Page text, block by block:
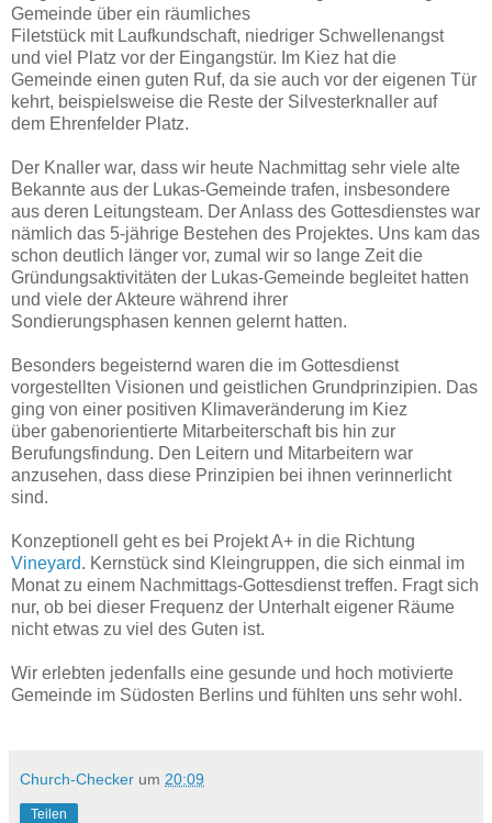
Gemeinde über ein räumliches
Filetstück mit Laufkundschaft, niedriger Schwellenangst
und viel Platz vor der Eingangstür. Im Kiez hat die
Gemeinde einen guten Ruf, da sie auch vor der eigenen Tür
kehrt, beispielsweise die Reste der Silvesterknaller auf
dem Ehrenfelder Platz.
Der Knaller war, dass wir heute Nachmittag sehr viele alte
Bekannte aus der Lukas-Gemeinde trafen, insbesondere
aus deren Leitungsteam. Der Anlass des Gottesdienstes war
nämlich das 5-jährige Bestehen des Projektes. Uns kam das
schon deutlich länger vor, zumal wir so lange Zeit die
Gründungsaktivitäten der Lukas-Gemeinde begleitet hatten
und viele der Akteure während ihrer
Sondierungsphasen kennen gelernt hatten.
Besonders begeisternd waren die im Gottesdienst
vorgestellten Visionen und geistlichen Grundprinzipien. Das
ging von einer positiven Klimaveränderung im Kiez
über gabenorientierte Mitarbeiterschaft bis hin zur
Berufungsfindung. Den Leitern und Mitarbeitern war
anzusehen, dass diese Prinzipien bei ihnen verinnerlicht
sind.
Konzeptionell geht es bei Projekt A+ in die Richtung
Vineyard. Kernstück sind Kleingruppen, die sich einmal im
Monat zu einem Nachmittags-Gottesdienst treffen. Fragt sich
nur, ob bei dieser Frequenz der Unterhalt eigener Räume
nicht etwas zu viel des Guten ist.
Wir erlebten jedenfalls eine gesunde und hoch motivierte
Gemeinde im Südosten Berlins und fühlten uns sehr wohl.
Church-Checker um 20:09
Teilen